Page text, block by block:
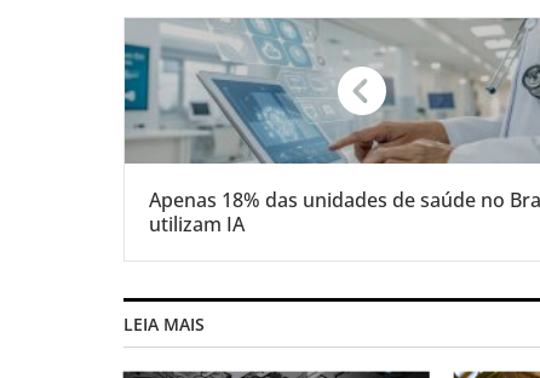
Apenas 18% das unidades de saúde no
utilizam IA
LEIA MAIS